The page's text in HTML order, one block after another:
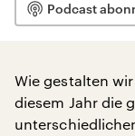
Podcast
Wie gestalten
diesem Jahr die